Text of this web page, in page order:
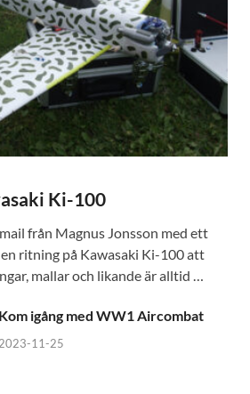
Ki-100
från Magnus Jonsson med ett
ritning på Kawasaki Ki-100 att
mallar och likande är alltid …
Kom igång med WW1 Aircombat
11-25